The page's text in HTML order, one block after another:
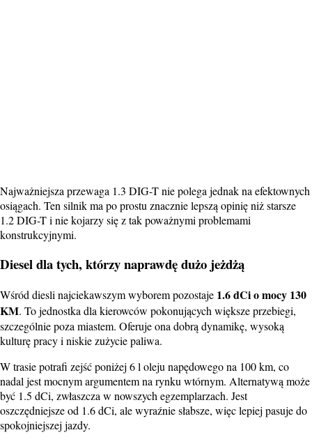
Najważniejsza przewaga 1.3 DIG-T nie polega jednak na efektownych
osiągach. Ten silnik ma po prostu znacznie lepszą opinię niż starsze
1.2 DIG-T i nie kojarzy się z tak poważnymi problemami
konstrukcyjnymi.
Diesel dla tych, którzy naprawdę dużo jeżdżą
Wśród diesli najciekawszym wyborem pozostaje 1.6 dCi o mocy 130
KM. To jednostka dla kierowców pokonujących większe przebiegi,
szczególnie poza miastem. Oferuje ona dobrą dynamikę, wysoką
kulturę pracy i niskie zużycie paliwa.
W trasie potrafi zejść poniżej 6 l oleju napędowego na 100 km, co
nadal jest mocnym argumentem na rynku wtórnym. Alternatywą może
być 1.5 dCi, zwłaszcza w nowszych egzemplarzach. Jest
oszczędniejsze od 1.6 dCi, ale wyraźnie słabsze, więc lepiej pasuje do
spokojniejszej jazdy.